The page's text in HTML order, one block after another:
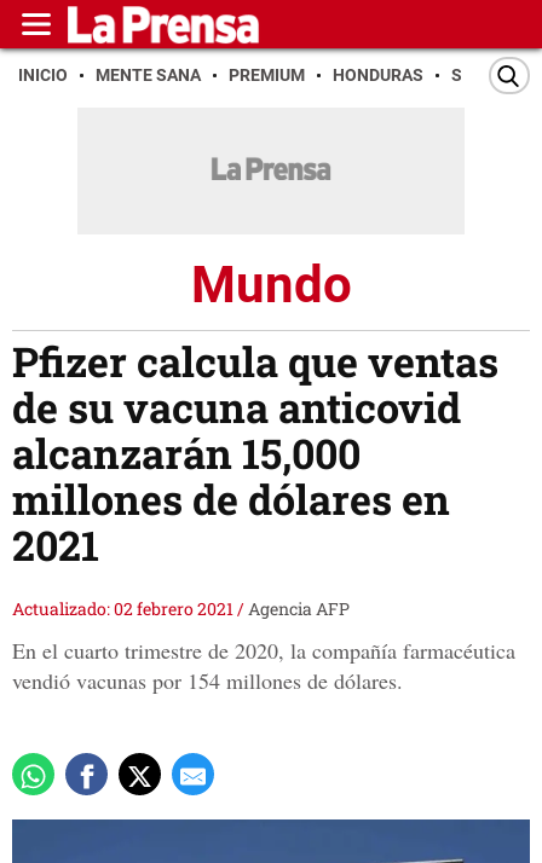
INICIO MENTE SANA PREMIUM HONDURAS SAN PEDRO
Mundo
Pfizer calcula que ventas
de su vacuna anticovid
alcanzarán 15,000
millones de dólares en
2021
Actualizado: 02 febrero 2021/Agencia AFP
En el cuarto trimestre de 2020, la compañía farmacéutica
vendió vacunas por 154 millones de dólares.